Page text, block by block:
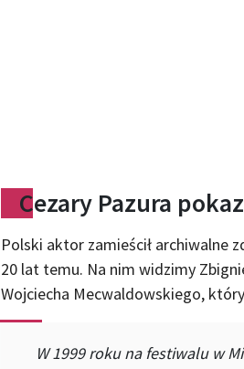
Cezary Pazura
Polski aktor zamieścił archiwalne
20 lat temu. Na nim widzimy
Wojciecha Mecwaldowskiego,
W 1999 roku na festiwalu w